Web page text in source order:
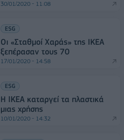
30/01/2020 - 11:08
ESG
Οι «Σταθμοί Χαράς» της ΙΚΕΑ
ξεπέρασαν τους 70
17/01/2020 - 14:58
ESG
Η IKEA καταργεί τα πλαστικά
μιας χρήσης
10/01/2020 - 14:32